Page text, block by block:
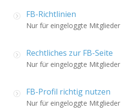
FB-Richtlinien
Nur für eingeloggte Mitglieder
Rechtliches zur FB-Seite
Nur für eingeloggte Mitglieder
FB-Profil richtig nutzen
Nur für eingeloggte Mitglieder